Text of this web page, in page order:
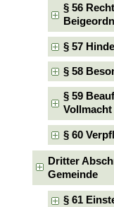
§ 56
§ 57
§ 58
§ 59
Vollmacht
§ 60
Dritter
Gemeinde
§ 61